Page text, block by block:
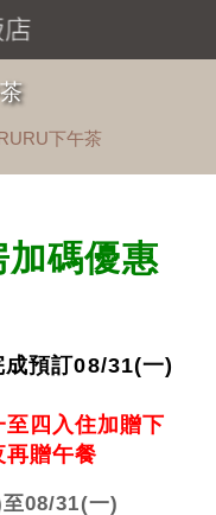
下午茶
加碼優惠
成預訂08/31(一)
至四入住加贈下
再贈午餐
至08/31(一)